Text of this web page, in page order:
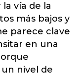
vía de la
más bajos y
parece clave
en una
nivel de